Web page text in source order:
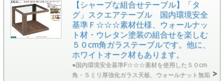
【シャープな組合せテーブル】「タ
グ」スクエアテーブル 国内環境安全
基準Ｆ☆☆☆素材仕様、ウォールナッ
ト材・ウレタン塗装の組合せを楽しむ
５０cm角ガラステーブルです。他に、
ホワイトオーク材もあります。
●国内環境安全基準F☆☆☆素材を使用した５０cm
角・５ミリ厚強化ガラス天板、ウォールナット無垢